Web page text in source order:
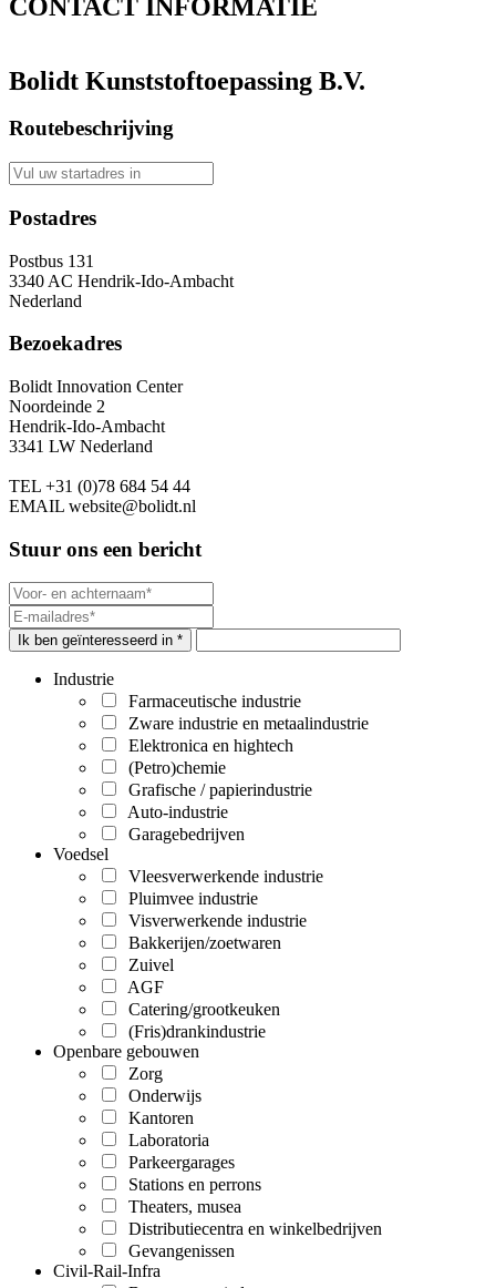
CONTACT INFORMATIE
Bolidt Kunststoftoepassing B.V.
Routebeschrijving
Postadres
Postbus 131
3340 AC Hendrik-Ido-Ambacht
Nederland
Bezoekadres
Bolidt Innovation Center
Noordeinde 2
Hendrik-Ido-Ambacht
3341 LW Nederland
TEL +31 (0)78 684 54 44
EMAIL website@bolidt.nl
Stuur ons een bericht
Ik ben geïnteresseerd in *
Industrie
Farmaceutische industrie
Zware industrie en metaalindustrie
Elektronica en hightech
(Petro)chemie
Grafische / papierindustrie
Auto-industrie
Garagebedrijven
Voedsel
Vleesverwerkende industrie
Pluimvee industrie
Visverwerkende industrie
Bakkerijen/zoetwaren
Zuivel
AGF
Catering/grootkeuken
(Fris)drankindustrie
Openbare gebouwen
Zorg
Onderwijs
Kantoren
Laboratoria
Parkeergarages
Stations en perrons
Theaters, musea
Distributiecentra en winkelbedrijven
Gevangenissen
Civil-Rail-Infra